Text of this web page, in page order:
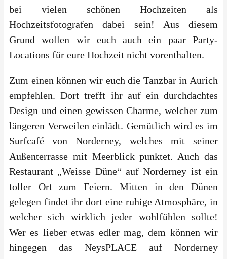
bei vielen schönen Hochzeiten als
Hochzeitsfotografen dabei sein! Aus diesem
Grund wollen wir euch auch ein paar Party-
Locations für eure Hochzeit nicht vorenthalten.
Zum einen können wir euch die Tanzbar in Aurich
empfehlen. Dort trefft ihr auf ein durchdachtes
Design und einen gewissen Charme, welcher zum
längeren Verweilen einlädt. Gemütlich wird es im
Surfcafé von Norderney, welches mit seiner
Außenterrasse mit Meerblick punktet. Auch das
Restaurant „Weisse Düne“ auf Norderney ist ein
toller Ort zum Feiern. Mitten in den Dünen
gelegen findet ihr dort eine ruhige Atmosphäre, in
welcher sich wirklich jeder wohlfühlen sollte!
Wer es lieber etwas edler mag, dem können wir
hingegen das NeysPLACE auf Norderney